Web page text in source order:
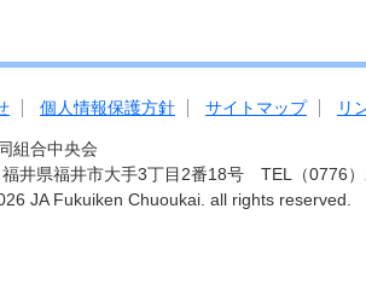
個人情報保護方針 サイトマップ リ
組合中央会
井県福井市大手3丁目2番18号 TEL（0776
JA Fukuiken Chuoukai. all rights reserved.